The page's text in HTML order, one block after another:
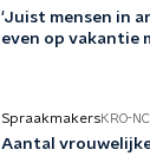
'Juist mensen in
even op vakantie
SpraakmakersKRO-
Aantal